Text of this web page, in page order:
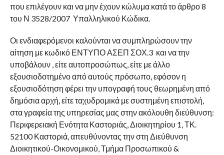
που επιλέγουν και να μην έχουν κώλυμα κατά το άρθρο 8
του Ν 3528/2007 Υπαλληλικού Κώδικα.
Οι ενδιαφερόμενοι καλούνται να συμπληρώσουν την
αίτηση με κωδικό ΕΝΤΥΠΟ ΑΣΕΠ ΣΟΧ.3 και να την
υποβάλουν , είτε αυτοπροσώπως, είτε με άλλο
εξουσιοδοτημένο από αυτούς πρόσωπο, εφόσον η
εξουσιοδότηση φέρει την υπογραφή τους θεωρημένη από
δημόσια αρχή, είτε ταχυδρομικά με συστημένη επιστολή,
στα γραφεία της υπηρεσίας μας στην ακόλουθη διεύθυνση:
Περιφερειακή Ενότητα Καστοριάς, Διοικητηρίου 1, ΤΚ.
52100 Καστοριά, απευθύνοντας την στη Διεύθυνση
Διοικητικού-Οικονομικού, Τμήμα Προσωπικού &